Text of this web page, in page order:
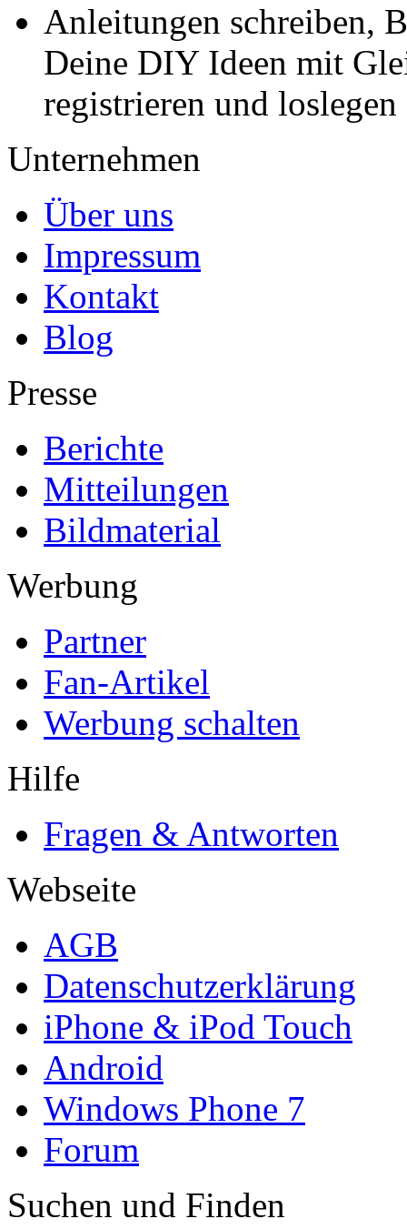
Anleitungen schreiben,
Deine DIY Ideen mit
registrieren und loslegen
Unternehmen
Über uns
Impressum
Kontakt
Blog
Presse
Berichte
Mitteilungen
Bildmaterial
Werbung
Partner
Fan-Artikel
Werbung schalten
Hilfe
Fragen & Antworten
Webseite
AGB
Datenschutzerklärung
iPhone & iPod Touch
Android
Windows Phone 7
Forum
Suchen und Finden